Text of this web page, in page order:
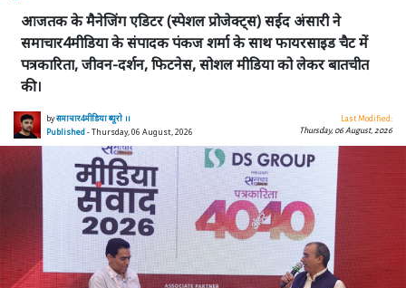
आजतक के मैनेजिंग एडिटर (स्पेशल प्रोजेक्ट्स) सईद अंसारी ने
समाचार4मीडिया के संपादक पंकज शर्मा के साथ फायरसाइड चैट में
पत्रकारिता, जीवन-दर्शन, फिटनेस, सोशल मीडिया को लेकर बातचीत
की।
byसमाचार4मीडिया ब्यूरो ।।
Published- Thursday, 06 August, 2026
Last Modified:
Thursday, 06 August, 2026